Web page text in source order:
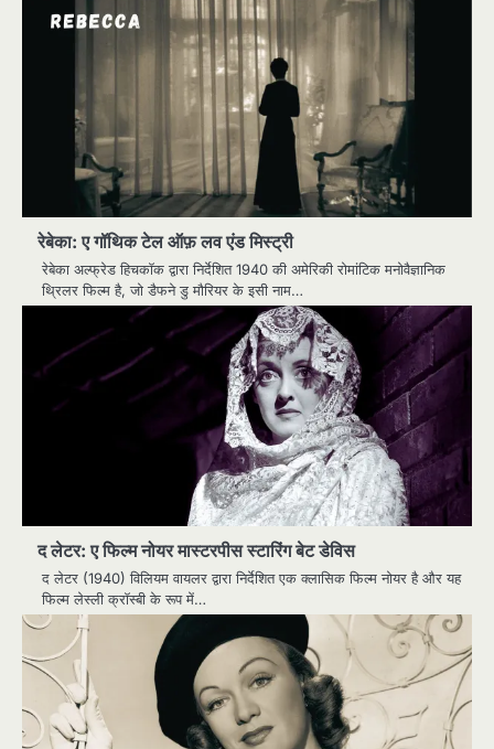
रेबेका: ए गॉथिक टेल ऑफ़ लव एंड मिस्ट्री
रेबेका अल्फ्रेड हिचकॉक द्वारा निर्देशित 1940 की अमेरिकी रोमांटिक मनोवैज्ञानिक
थ्रिलर फिल्म है, जो डैफने डु मौरियर के इसी नाम…
द लेटर: ए फिल्म नोयर मास्टरपीस स्टारिंग बेट डेविस
द लेटर (1940) विलियम वायलर द्वारा निर्देशित एक क्लासिक फिल्म नोयर है और यह
फिल्म लेस्ली क्रॉस्बी के रूप में…